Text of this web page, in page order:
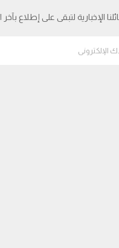
الإخبارية لتبقى على إطلاع بآخر